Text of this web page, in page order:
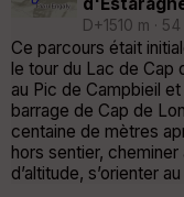
D+1510 m ·
Ce parcours était
le tour du Lac de
au Pic de Campbieil
barrage de Cap de
centaine de mètres
hors sentier,
d’altitude, s’orienter